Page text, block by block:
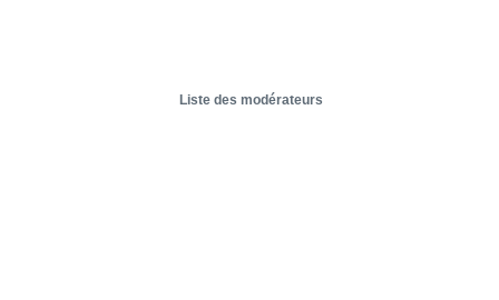
Liste des modérateurs